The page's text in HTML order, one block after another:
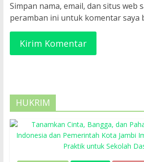
Simpan nama, email, dan situs web
peramban ini untuk komentar saya
HUKRIM